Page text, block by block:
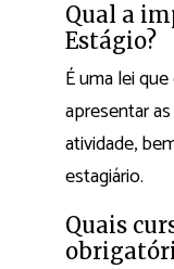
Qual a
Estágio?
É uma lei
apresentar
atividade,
estagiário.
Quais